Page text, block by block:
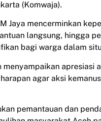
(Komwaja).
Jaya mencerminkan
langsung, hingga
bagi warga dalam
apresiasi
agar aksi
pemantauan dan